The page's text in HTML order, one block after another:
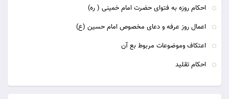
احکام روزه به فتوای حضرت امام خمینی ( ره)
اعمال روز عرفه و دعای مخصوص امام حسین (ع)
اعتکاف وموضوعات مربوط بع آن
احکام تقلید